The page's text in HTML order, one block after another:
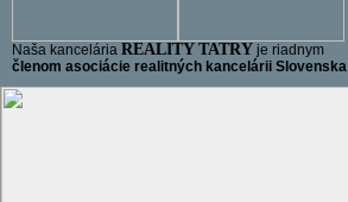
Naša kancelária REALITY TATRY je riadnym
členom asociácie realitných kancelárii Slovenska